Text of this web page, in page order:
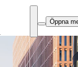
Öppna